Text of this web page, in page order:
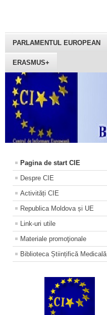
PARLAMENTUL EUROPEAN
ERASMUS+
Pagina de start CIE
Despre CIE
Activități CIE
Republica Moldova și UE
Link-uri utile
Materiale promoţionale
Biblioteca Științifică Medicală